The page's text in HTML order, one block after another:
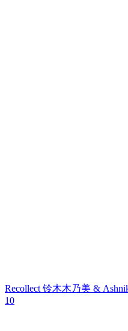
Recollect 铃木木乃美 &
10